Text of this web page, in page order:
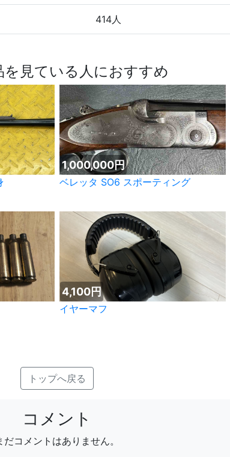
414人
を見ている人におすすめ
1,000,000円
ベレッタ SO6 スポーティング
4,100円
イヤーマフ
トップへ戻る
コメント
だコメントはありません。